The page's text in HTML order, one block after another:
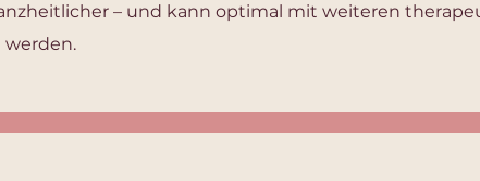
– und kann optimal mit weiteren